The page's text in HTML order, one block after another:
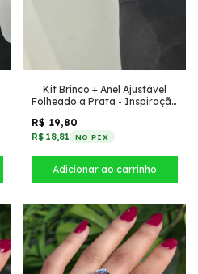
Kit Brinco + Anel Ajustável
Folheado a Prata - Inspiração
inspiração Virginia N° 12
R$ 19,80
R$ 18,81 NO PIX